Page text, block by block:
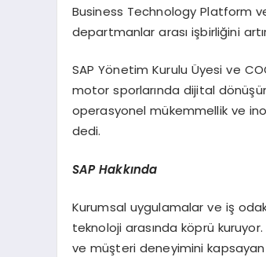
Business Technology Platform
departmanlar arası işbirliğini
SAP Yönetim Kurulu Üyesi ve
motor sporlarında dijital
operasyonel mükemmellik ve
dedi.
SAP Hakkında
Kurumsal uygulamalar ve iş
teknoloji arasında köprü
ve müşteri deneyimini kapsayan